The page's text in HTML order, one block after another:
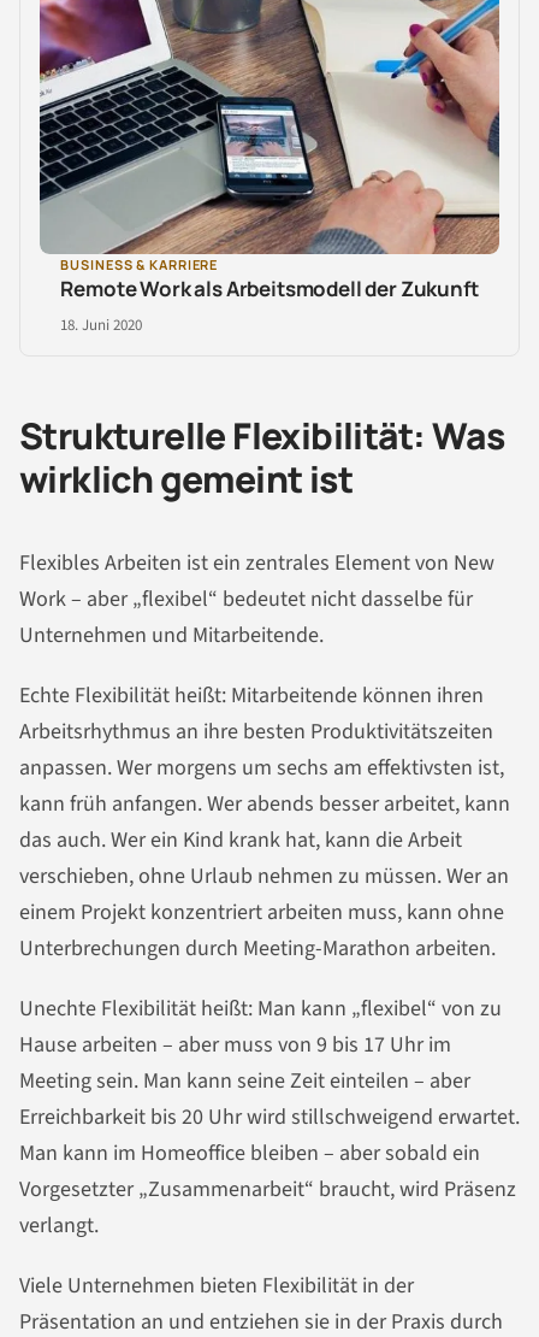
BUSINESS & KARRIERE
Remote Work als Arbeitsmodell der Zukunft
18. Juni 2020
Strukturelle Flexibilität: Was
wirklich gemeint ist
Flexibles Arbeiten ist ein zentrales Element von New
Work – aber „flexibel“ bedeutet nicht dasselbe für
Unternehmen und Mitarbeitende.
Echte Flexibilität heißt: Mitarbeitende können ihren
Arbeitsrhythmus an ihre besten Produktivitätszeiten
anpassen. Wer morgens um sechs am effektivsten ist,
kann früh anfangen. Wer abends besser arbeitet, kann
das auch. Wer ein Kind krank hat, kann die Arbeit
verschieben, ohne Urlaub nehmen zu müssen. Wer an
einem Projekt konzentriert arbeiten muss, kann ohne
Unterbrechungen durch Meeting-Marathon arbeiten.
Unechte Flexibilität heißt: Man kann „flexibel“ von zu
Hause arbeiten – aber muss von 9 bis 17 Uhr im
Meeting sein. Man kann seine Zeit einteilen – aber
Erreichbarkeit bis 20 Uhr wird stillschweigend erwartet.
Man kann im Homeoffice bleiben – aber sobald ein
Vorgesetzter „Zusammenarbeit“ braucht, wird Präsenz
verlangt.
Viele Unternehmen bieten Flexibilität in der
Präsentation an und entziehen sie in der Praxis durch